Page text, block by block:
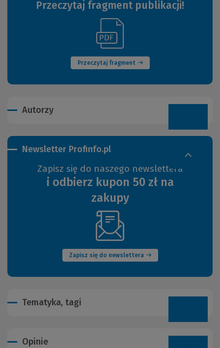
Przeczytaj fragment publikacji!
Przeczytaj fragment
(Nowe
okno)
innej
strony)
Autorzy
Newsletter Profinfo.pl
Zapisz się do naszego newslettera
i odbierz kupon 50 zł na
zakupy
Zapisz się do newslettera
(Nowe
okno)
Tematyka, tagi
Opinie